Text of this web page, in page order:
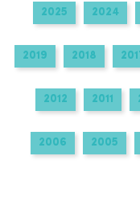
2025 2024
2019 2018
2012 2011
2006 2005